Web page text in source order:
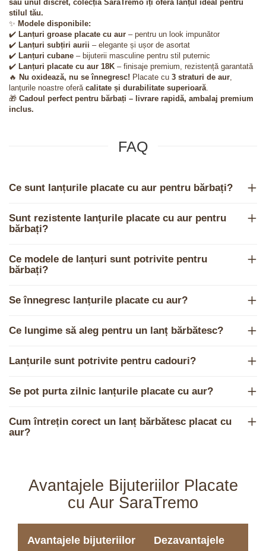
sau unul discret, colecția SaraTremo îți oferă lanțul ideal pentru
stilul tău.
✨ Modele disponibile:
✔️ Lanțuri groase placate cu aur – pentru un look impunător
✔️ Lanțuri subțiri aurii – elegante și ușor de asortat
✔️ Lanțuri cubane – bijuterii masculine pentru stil puternic
✔️ Lanțuri placate cu aur 18K – finisaje premium, rezistență garantată
🔥 Nu oxidează, nu se înnegresc! Placate cu 3 straturi de aur,
lanțurile noastre oferă calitate și durabilitate superioară.
🎁 Cadoul perfect pentru bărbați – livrare rapidă, ambalaj premium
inclus.
FAQ
Ce sunt lanțurile placate cu aur pentru bărbați?
Sunt rezistente lanțurile placate cu aur pentru
bărbați?
Ce modele de lanțuri sunt potrivite pentru
bărbați?
Se înnegresc lanțurile placate cu aur?
Ce lungime să aleg pentru un lanț bărbătesc?
Lanțurile sunt potrivite pentru cadouri?
Se pot purta zilnic lanțurile placate cu aur?
Cum întrețin corect un lanț bărbătesc placat cu
aur?
Avantajele Bijuteriilor Placate
cu Aur SaraTremo
Avantajele bijuteriilor
Dezavantajele